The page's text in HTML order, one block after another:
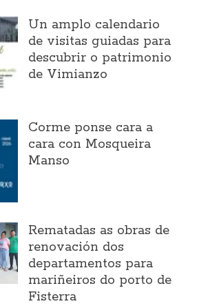
Un amplo calendario
de visitas guiadas para
descubrir o patrimonio
de Vimianzo
Corme ponse cara a
cara con Mosqueira
Manso
Rematadas as obras de
renovación dos
departamentos para
mariñeiros do porto de
Fisterra